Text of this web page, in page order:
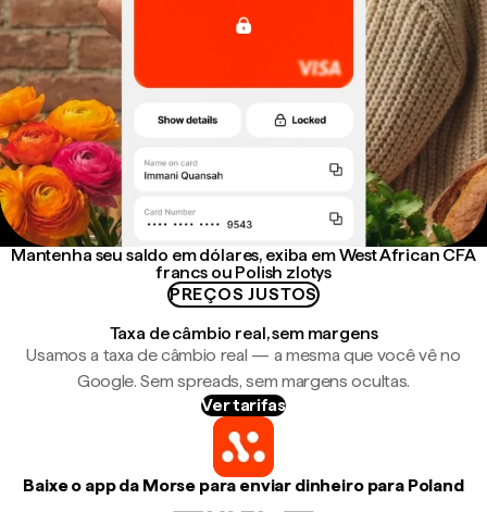
Mantenha seu saldo em dólares, exiba em West African CFA
francs ou Polish zlotys
PREÇOS JUSTOS
Taxa de câmbio real, sem margens
Usamos a taxa de câmbio real — a mesma que você vê no
Google. Sem spreads, sem margens ocultas.
Ver tarifas
Baixe o app da Morse para enviar dinheiro para Poland